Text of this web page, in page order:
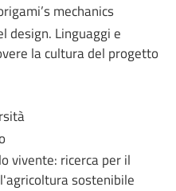
mechanics
design. Linguaggi e
la cultura del progetto
vivente: ricerca per il
sostenibile